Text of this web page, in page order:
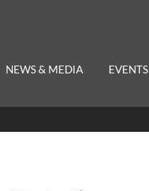
NEWS & MEDIA EVENTS